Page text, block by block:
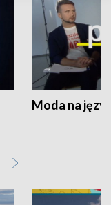
Moda na